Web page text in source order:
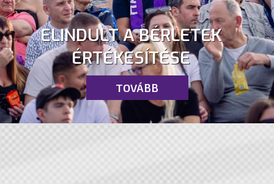
ELINDULT A BÉRLETEK
ÉRTÉKESÍTÉSE
TOVÁBB